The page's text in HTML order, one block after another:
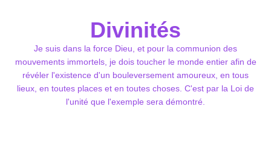
Divinités
Je suis dans la force Dieu, et pour la communion des
mouvements immortels, je dois toucher le monde entier afin de
révéler l'existence d'un bouleversement amoureux, en tous
lieux, en toutes places et en toutes choses. C'est par la Loi de
l'unité que l'exemple sera démontré.